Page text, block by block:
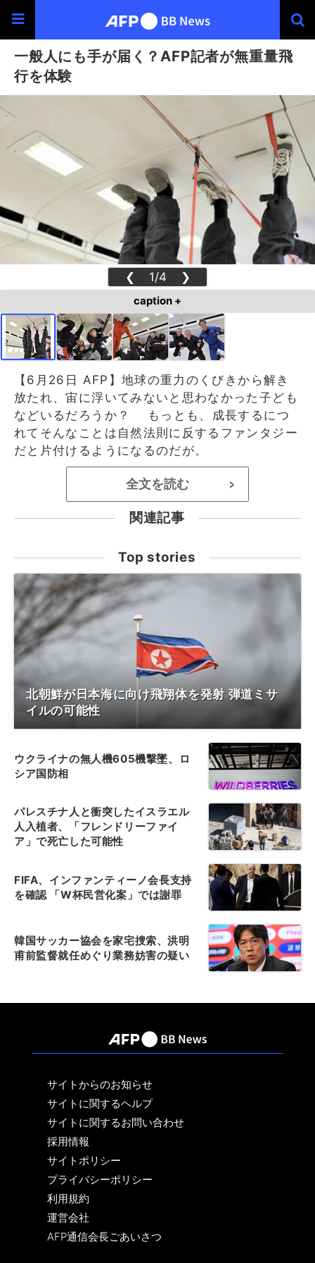
一般人にも手が届く？AFP記者が無重量飛
行を体験
❮ 1/4 ❯
caption +
【6月26日 AFP】地球の重力のくびきから解き
放たれ、宙に浮いてみないと思わなかった子ども
などいるだろうか？ もっとも、成長するにつ
れてそんなことは自然法則に反するファンタジー
だと片付けるようになるのだが。
全文を読む >
関連記事
Top stories
北朝鮮が日本海に向け飛翔体を発射 弾道ミサ
イルの可能性
ウクライナの無人機605機撃墜、ロ
シア国防相
パレスチナ人と衝突したイスラエル
人入植者、「フレンドリーファイ
ア」で死亡した可能性
FIFA、インファンティーノ会長支持
を確認 「W杯民営化案」では謝罪
韓国サッカー協会を家宅捜索、洪明
甫前監督就任めぐり業務妨害の疑い
サイトからのお知らせ
サイトに関するヘルプ
サイトに関するお問い合わせ
採用情報
サイトポリシー
プライバシーポリシー
利用規約
運営会社
AFP通信会長ごあいさつ